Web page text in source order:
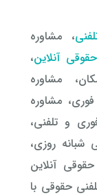
، مشاوره
آنلاین،
مشاوره
مشاوره
و تلفنی،
روزی،
آنلاین
حقوقی با